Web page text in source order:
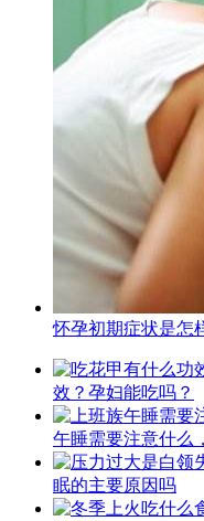
怀孕初期症状是怎
效？孕妇能吃吗？
午睡需要注意什么
眠的主要原因吗